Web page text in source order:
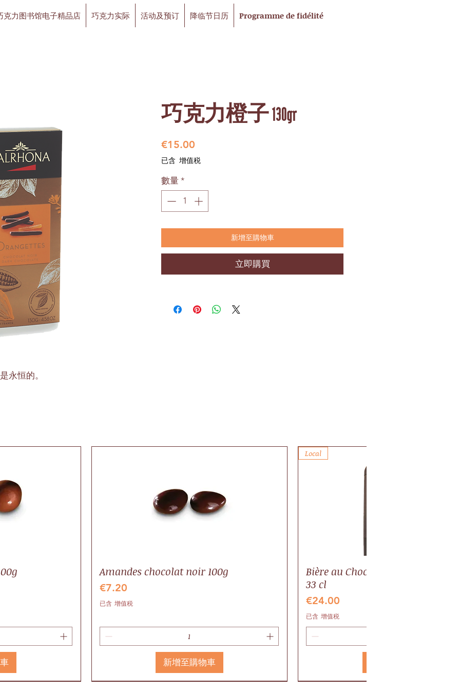
克力图书馆电子精品店 巧克力实际 活动及预订 降临节日历 Programme de fidélité
永恒的。
巧克力橙子 130gr
€15.00
格
已含 增值税
數量 *
新增至購物車
立即購買
Amandes chocolat noir 100g
價格
€7.20
已含 增值税
新增至購物車
Local
Bière au Chocolat BIO, pack 6
33 cl
價格
€24.00
已含 增值税